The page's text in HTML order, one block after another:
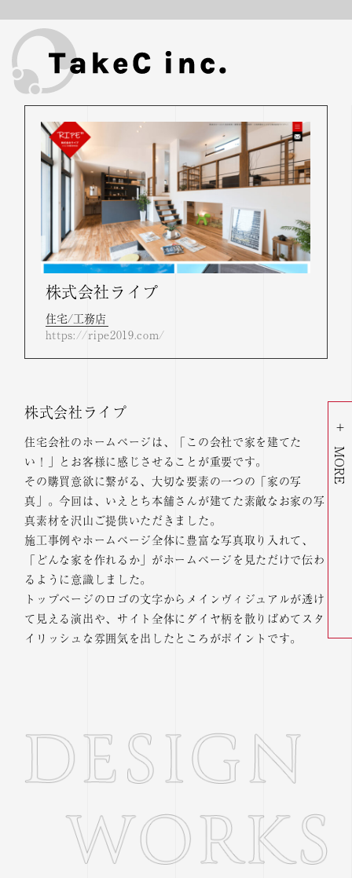
株式会社ライプ
住宅/工務店
https://ripe2019.com/
株式会社ライプ
住宅会社のホームページは、「この会社で家を建てた
い！」とお客様に感じさせることが重要です。
その購買意欲に繋がる、大切な要素の一つの「家の写
真」。今回は、いえとち本舗さんが建てた素敵なお家の写
真素材を沢山ご提供いただきました。
施工事例やホームページ全体に豊富な写真取り入れて、
「どんな家を作れるか」がホームページを見ただけで伝わ
るように意識しました。
トップページのロゴの文字からメインヴィジュアルが透け
て見える演出や、サイト全体にダイヤ柄を散りばめてスタ
イリッシュな雰囲気を出したところがポイントです。